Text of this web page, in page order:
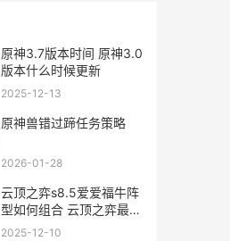
原神3.7版本时间 原神3.0
版本什么时候更新
2025-12-13
原神兽错过蹄任务策略
2026-01-28
云顶之弈s8.5爱爱福牛阵
型如何组合 云顶之弈最新
版本艾希
2025-12-10